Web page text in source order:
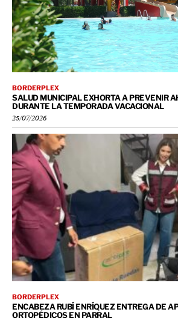
BORDERPLEX
SALUD MUNICIPAL EXHORTA A PREVENIR
DURANTE LA TEMPORADA VACACIONAL
25/07/2026
BORDERPLEX
ENCABEZA RUBÍ ENRÍQUEZ ENTREGA DE
ORTOPÉDICOS EN PARRAL